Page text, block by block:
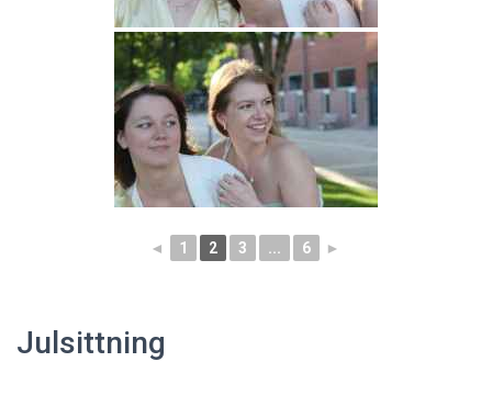
◄ 1 2 3 ... 6 ►
Julsittning